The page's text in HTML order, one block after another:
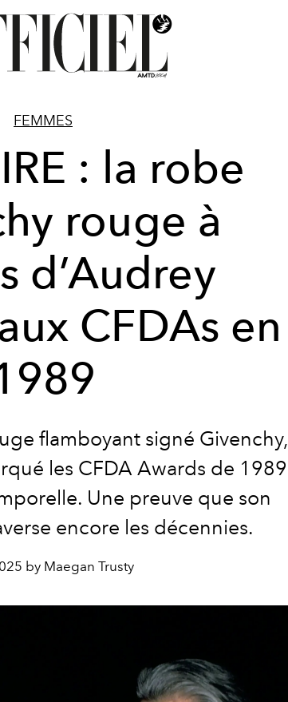
FEMMES
: la robe
rouge à
d’Audrey
CFDAs en
flamboyant signé Givenchy,
les CFDA Awards de 1989
Une preuve que son
encore les décennies.
by Maegan Trusty